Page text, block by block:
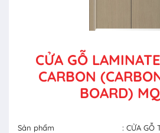
CỬA GỖ
CARBON
BOARD)
Sản phẩm : CỬA GỖ